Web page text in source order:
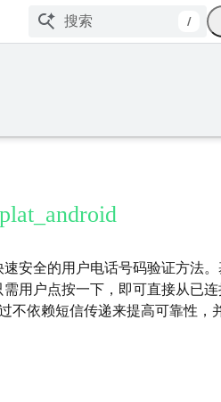
/
plat_android
速安全的用户电话号码验证方法
需用户点按一下，即可直接从已
不依赖短信传递来提高可靠性，